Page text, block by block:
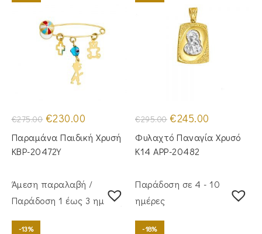
€275.00 Original
price
was:
€275.00.
€230.00
τιμή
είναι:
Παραμάνα Παιδική Χρυσή
KBP-20472Υ
€295.00 Original
price
was:
€295.00.
€245.00
τιμή
είναι:
Φυλαχτό Παναγία Χρυσό
Κ14 APP-20482
Άμεση παραλαβή /
Παράδoση 1 έως 3 ημέρες
-13%
Παράδοση σε 4 - 10
ημέρες
-18%